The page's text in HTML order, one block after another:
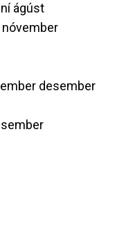
ágúst
nóvember
desember